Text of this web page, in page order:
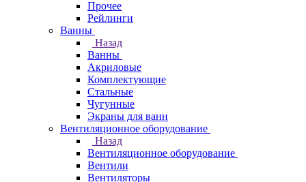
Прочее
Рейлинги
Ванны
Назад
Ванны
Акриловые
Комплектующие
Стальные
Чугунные
Экраны для ванн
Вентиляционное оборудование
Назад
Вентиляционное оборудование
Вентили
Вентиляторы